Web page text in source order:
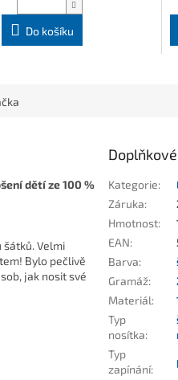
Do košíku
dětí ze 100 %
Velmi
Bylo pečlivě
jak nosit své
Kategorie:
Záruka:
Hmotnost:
EAN:
Barva:
Gramáž:
Materiál:
Typ
nosítka:
Typ
zapínání: